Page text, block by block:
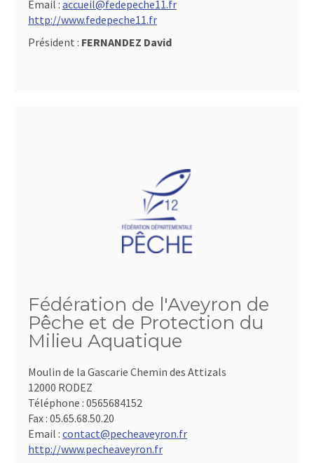
Email : accueil@fedepeche11.fr
http://www.fedepeche11.fr
Président : FERNANDEZ David
Fédération de l'Aveyron de
Pêche et de Protection du
Milieu Aquatique
Moulin de la Gascarie Chemin des Attizals
12000 RODEZ
Téléphone : 0565684152
Fax : 05.65.68.50.20
Email : contact@pecheaveyron.fr
http://www.pecheaveyron.fr